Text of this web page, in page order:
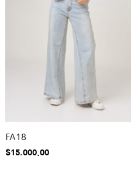
FA18
$15.000,00